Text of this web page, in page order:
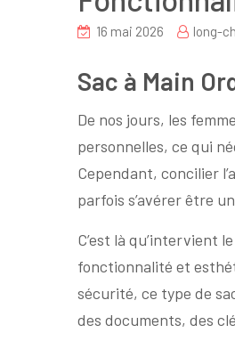
16 mai 2026 long-
Sac à Main
De nos jours, les
personnelles, ce qui
Cependant, concilier
parfois s’avérer être
C’est là qu’intervient
fonctionnalité et
sécurité, ce type de
des documents, des